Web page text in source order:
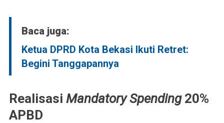
Baca juga:
Ketua DPRD Kota Bekasi Ikuti Retret:
Begini Tanggapannya
Realisasi Mandatory Spending20%
APBD